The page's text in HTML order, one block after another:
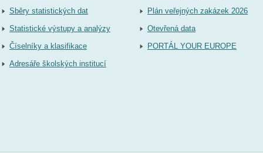
Sběry statistických dat
Statistické výstupy a analýzy
Číselníky a klasifikace
Adresáře školských institucí
Plán veřejných zakázek 2026
Otevřená data
PORTÁL YOUR EUROPE